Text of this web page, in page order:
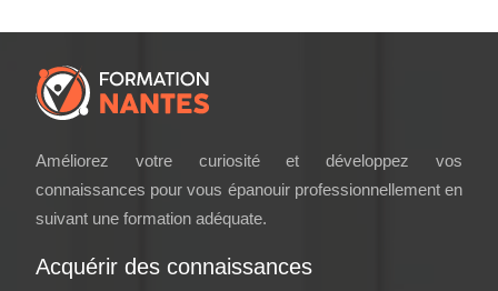
Améliorez votre curiosité et développez vos
connaissances pour vous épanouir professionnellement en
suivant une formation adéquate.
Acquérir des connaissances